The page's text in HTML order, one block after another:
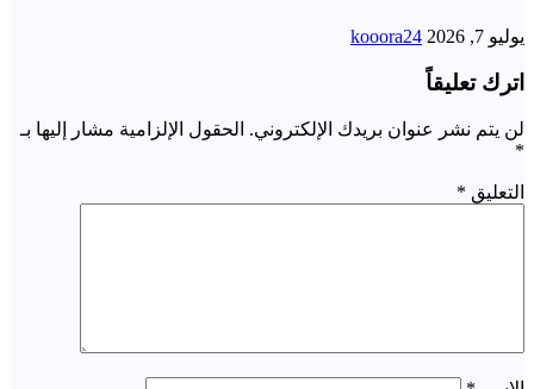
يوليو 7, 2026 kooora24
اترك تعليقاً
لن يتم نشر عنوان بريدك الإلكتروني. الحقول الإلزامية مشار إليها بـ
*
التعليق *